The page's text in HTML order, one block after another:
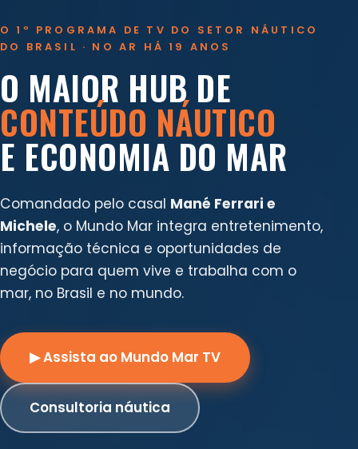
O 1º PROGRAMA DE TV DO SETOR NÁUTICO
DO BRASIL · NO AR HÁ 19 ANOS
O MAIOR HUB DE
CONTEÚDO NÁUTICO
E ECONOMIA DO MAR
Comandado pelo casal Mané Ferrari e
Michele, o Mundo Mar integra entretenimento,
informação técnica e oportunidades de
negócio para quem vive e trabalha com o
mar, no Brasil e no mundo.
▶ Assista ao Mundo Mar TV
Consultoria náutica